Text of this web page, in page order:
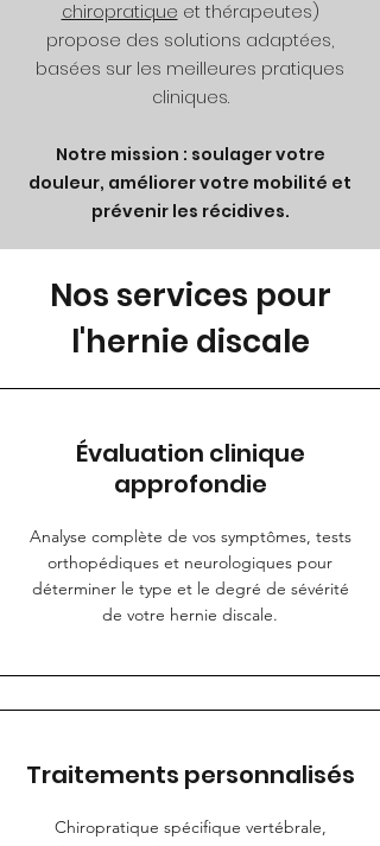
chiropratique et thérapeutes)
propose des solutions adaptées,
basées sur les meilleures pratiques
cliniques.
Notre mission : soulager votre
douleur, améliorer votre mobilité et
prévenir les récidives.
Nos services pour
l'hernie discale
Évaluation clinique
approfondie
Analyse complète de vos symptômes, tests
orthopédiques et neurologiques pour
déterminer le type et le degré de sévérité
de votre hernie discale.
Traitements personnalisés
Chiropratique spécifique vertébrale,